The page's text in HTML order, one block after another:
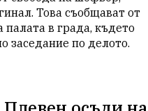
Това съобщават от
в града, където
заседание по делото.